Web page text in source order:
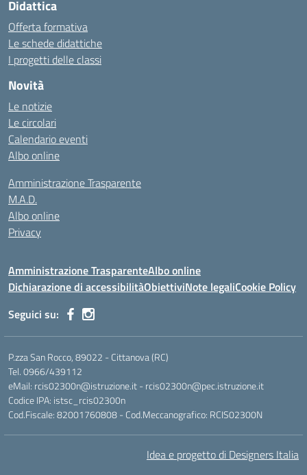
Didattica
Offerta formativa
Le schede didattiche
I progetti delle classi
Novità
Le notizie
Le circolari
Calendario eventi
Albo online
Amministrazione Trasparente
M.A.D.
Albo online
Privacy
Amministrazione TrasparenteAlbo online
Dichiarazione di accessibilitàObiettiviNote legaliCookie Policy
Seguici su:
P.zza San Rocco, 89022 - Cittanova (RC)
Tel. 0966/439112
eMail: rcis02300n@istruzione.it - rcis02300n@pec.istruzione.it
Codice IPA: istsc_rcis02300n
Cod.Fiscale: 82001760808 - Cod.Meccanografico: RCIS02300N
Idea e progetto di Designers Italia